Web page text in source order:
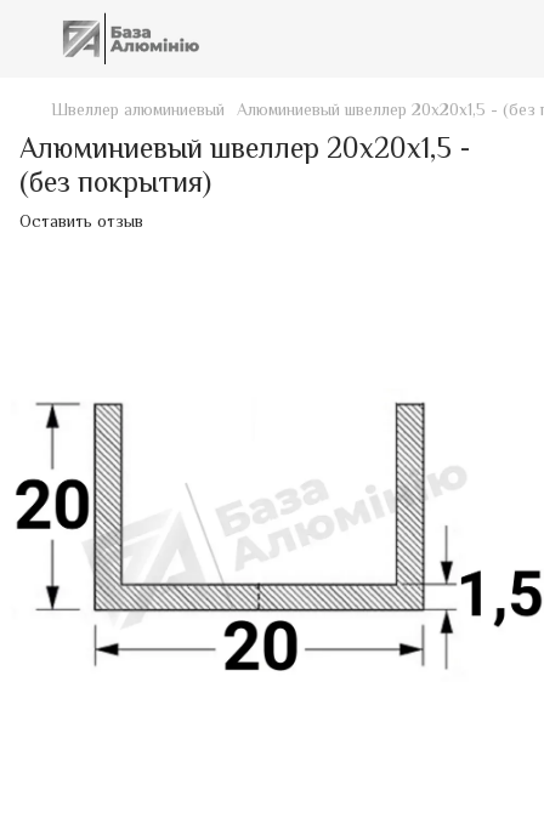
Швеллер алюминиевый Алюминиевый швеллер 20х20х1,5 - (без
Алюминиевый швеллер 20х20х1,5 -
(без покрытия)
Оставить отзыв